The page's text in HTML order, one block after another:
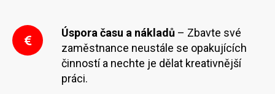
Úspora času a nákladů – Zbavte své
zaměstnance neustále se opakujících
činností a nechte je dělat kreativnější
práci.